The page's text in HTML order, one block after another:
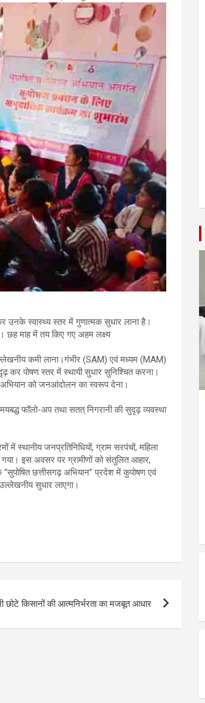
उनके स्वास्थ्य स्तर में गुणात्मक सुधार लाना है।
छह माह में तय किए गए अहम लक्ष्य
कमी लाना।गंभीर (SAM) एवं मध्यम (MAM)
कर पोषण स्तर में स्थायी सुधार सुनिश्चित करना।
अभियान को जनआंदोलन का स्वरूप देना।
फॉलो-अप तथा सतत् निगरानी की सुदृढ़ व्यवस्था
स्थानीय जनप्रतिनिधियों, ग्राम सरपंचों, महिला
गया। इस अवसर पर ग्रामीणों को संतुलित आहार,
छत्तीसगढ़ अभियान” प्रदेश में कुपोषण एवं
सुधार लाएगा।
छोटे किसानों की आत्मनिर्भरता का मजबूत आधार